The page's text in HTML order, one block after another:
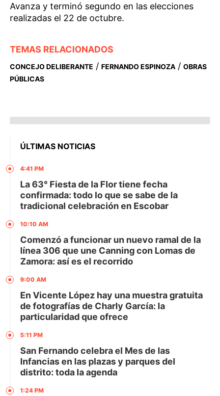
Avanza y terminó segundo en las elecciones
realizadas el 22 de octubre.
TEMAS RELACIONADOS
CONCEJO DELIBERANTE / FERNANDO ESPINOZA / OBRAS
PÚBLICAS
ÚLTIMAS NOTICIAS
4:41 PM
La 63° Fiesta de la Flor tiene fecha
confirmada: todo lo que se sabe de la
tradicional celebración en Escobar
10:10 AM
Comenzó a funcionar un nuevo ramal de la
línea 306 que une Canning con Lomas de
Zamora: así es el recorrido
9:00 AM
En Vicente López hay una muestra gratuita
de fotografías de Charly García: la
particularidad que ofrece
5:11 PM
San Fernando celebra el Mes de las
Infancias en las plazas y parques del
distrito: toda la agenda
1:24 PM